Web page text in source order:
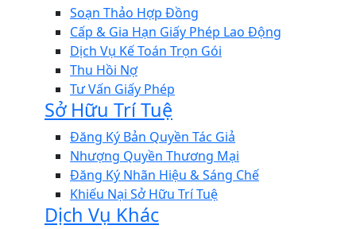
Soạn Thảo Hợp Đồng
Cấp & Gia Hạn Giấy Phép Lao Động
Dịch Vụ Kế Toán Trọn Gói
Thu Hồi Nợ
Tư Vấn Giấy Phép
Sở Hữu Trí Tuệ
Đăng Ký Bản Quyền Tác Giả
Nhượng Quyền Thương Mại
Đăng Ký Nhãn Hiệu & Sáng Chế
Khiếu Nại Sở Hữu Trí Tuệ
Dịch Vụ Khác